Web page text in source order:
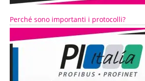
Perché sono importanti i protocolli?